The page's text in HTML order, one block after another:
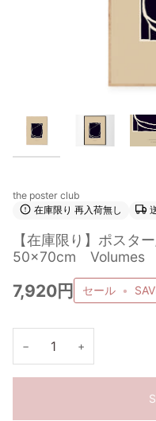
the poster club
在庫限り 再入荷無し
【在庫限り】ポスタ
50×70cm Volumes
7,920円 セール •
− +